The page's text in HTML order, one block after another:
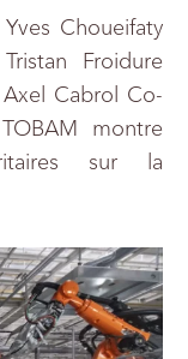
Choueifaty
Froidure
Cabrol Co-
montre
sur la